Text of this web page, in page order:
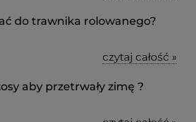
do trawnika rolowanego?
czytaj całość »
aby przetrwały zimę ?